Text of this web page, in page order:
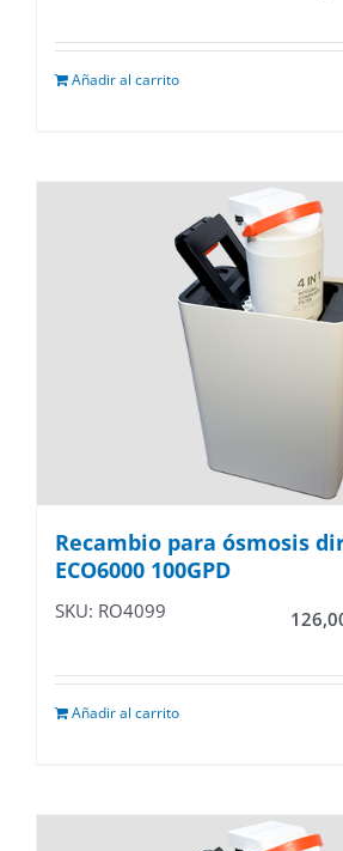
Añadir al carrito
Recambio para ósmosis
ECO6000 100GPD
SKU: RO4099
Añadir al carrito